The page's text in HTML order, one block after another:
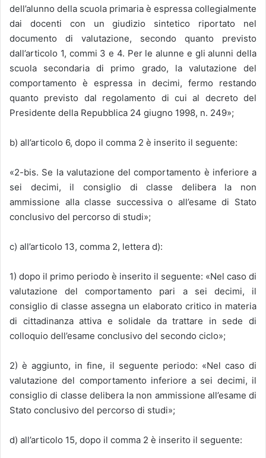
dell’alunno della scuola primaria è espressa collegialmente
dai docenti con un giudizio sintetico riportato nel
documento di valutazione, secondo quanto previsto
dall’articolo 1, commi 3 e 4. Per le alunne e gli alunni della
scuola secondaria di primo grado, la valutazione del
comportamento è espressa in decimi, fermo restando
quanto previsto dal regolamento di cui al decreto del
Presidente della Repubblica 24 giugno 1998, n. 249»;
b) all’articolo 6, dopo il comma 2 è inserito il seguente:
«2-bis. Se la valutazione del comportamento è inferiore a
sei decimi, il consiglio di classe delibera la non
ammissione alla classe successiva o all’esame di Stato
conclusivo del percorso di studi»;
c) all’articolo 13, comma 2, lettera d):
1) dopo il primo periodo è inserito il seguente: «Nel caso di
valutazione del comportamento pari a sei decimi, il
consiglio di classe assegna un elaborato critico in materia
di cittadinanza attiva e solidale da trattare in sede di
colloquio dell’esame conclusivo del secondo ciclo»;
2) è aggiunto, in fine, il seguente periodo: «Nel caso di
valutazione del comportamento inferiore a sei decimi, il
consiglio di classe delibera la non ammissione all’esame di
Stato conclusivo del percorso di studi»;
d) all’articolo 15, dopo il comma 2 è inserito il seguente: